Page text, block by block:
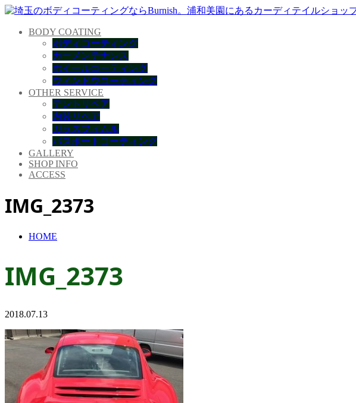
BODY COATING
ボディコーティング
カーメンテナンス
ホイールコーティング
ウィンドウコーティング
OTHER SERVICE
デントリペア
内装リペア
ガラスフィムル
バスボートコーティング
GALLERY
SHOP INFO
ACCESS
IMG_2373
HOME
IMG_2373
2018.07.13